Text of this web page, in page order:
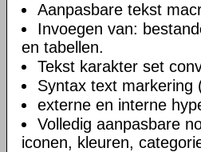
Aanpasbare tekst
Invoegen van:
en tabellen.
Tekst karakter set
Syntax text markering
externe en interne
Volledig aanpasbare
iconen, kleuren,